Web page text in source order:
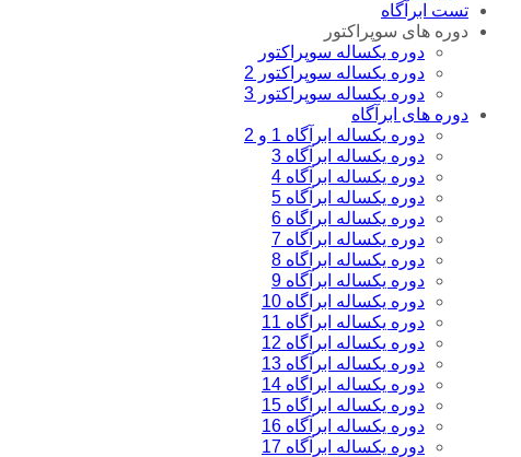
تست ابرآگاه
دوره های سوپراکتور
دوره یکساله سوپراکتور
دوره یکساله سوپراکتور 2
دوره یکساله سوپراکتور 3
دوره های ابرآگاه
دوره یکساله ابرآگاه 1 و 2
دوره یکساله ابرآگاه 3
دوره یکساله ابرآگاه 4
دوره یکساله ابرآگاه 5
دوره یکساله ابراگاه 6
دوره یکساله ابرآگاه 7
دوره یکساله ابراگاه 8
دوره یکساله ابرآگاه 9
دوره یکساله ابراگاه 10
دوره یکساله ابراگاه 11
دوره یکساله ابراگاه 12
دوره یکساله ابرآگاه 13
دوره یکساله ابراگاه 14
دوره یکساله ابراگاه 15
دوره یکساله ابرآگاه 16
دوره یکساله ابرآگاه 17